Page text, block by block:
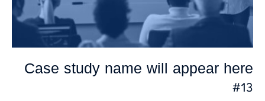
בקרת כשירות ציוד
ממשקי נתונים
Case study name will appear here
#13